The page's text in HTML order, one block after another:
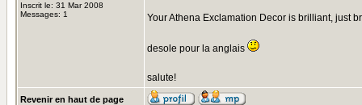
Inscrit le: 31 Mar 2008
Messages: 1
Your Athena Exclamation Decor is brilliant, just
desole pour la anglais
salute!
Revenir en haut de page